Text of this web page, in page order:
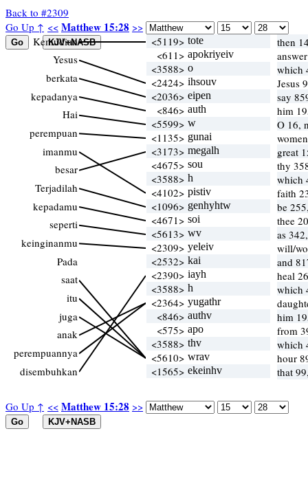
Back to #2309
Go Up ↑ << Matthew 15:28 >>
Go Up ↑ << Matthew 15:28 >>
Kemudian
Yesus
berkata
kepadanya
Hai
perempuan
imanmu
besar
Terjadilah
kepadamu
seperti
keinginanmu
Pada
saat
itu
juga
anak
perempuannya
disembuhkan
<5119> tote
then
<611> apokriyeiv
<3588> o
which
<2424> ihsouv
Jesus
<2036> eipen
say
<846> auth
him
<5599> w
O 16,
<1135> gunai
<3173> megalh
great
<4675> sou
thy
<3588> h
which
<4102> pistiv
faith
<1096> genhyhtw
be
<4671> soi
thee
<5613> wv
as
<2309> yeleiv
will/
<2532> kai
and
<2390> iayh
heal
<3588> h
which
<2364> yugathr
<846> authv
him
<575> apo
from
<3588> thv
which
<5610> wrav
hour
<1565> ekeinhv that